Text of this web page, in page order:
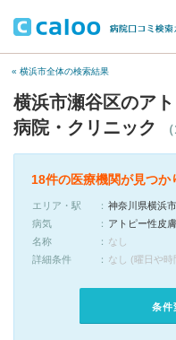
« 横浜市全体の検索結果
横浜市瀬谷区のア
病院・クリニック
18件の医療機関が見つか
エリア・駅
神奈川県横浜
病気
アトピー性皮
名称
なし
詳細条件
なし (曜日や
条件